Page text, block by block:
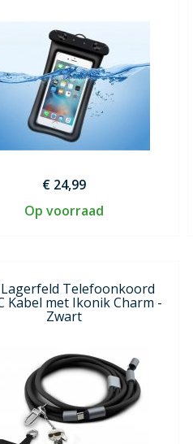
€ 24,99
Op voorraad
Telefoonkoord
Kabel met Ikonik Charm -
Zwart